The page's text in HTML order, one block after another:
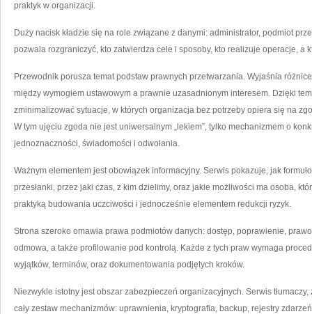
praktyk w organizacji.
Duży nacisk kładzie się na role związane z danymi: administrator, podmiot
pozwala rozgraniczyć, kto zatwierdza cele i sposoby, kto realizuje operacje, a
Przewodnik porusza temat podstaw prawnych przetwarzania. Wyjaśnia
między wymogiem ustawowym a prawnie uzasadnionym interesem. Dzięki
zminimalizować sytuacje, w których organizacja bez potrzeby opiera się na
W tym ujęciu zgoda nie jest uniwersalnym „lekiem”, tylko mechanizmem o
jednoznaczności, świadomości i odwołania.
Ważnym elementem jest obowiązek informacyjny. Serwis pokazuje, jak
przesłanki, przez jaki czas, z kim dzielimy, oraz jakie możliwości ma osoba,
praktyką budowania uczciwości i jednocześnie elementem redukcji ryzyk.
Strona szeroko omawia prawa podmiotów danych: dostęp, poprawienie,
odmowa, a także profilowanie pod kontrolą. Każde z tych praw wymaga
wyjątków, terminów, oraz dokumentowania podjętych kroków.
Niezwykle istotny jest obszar zabezpieczeń organizacyjnych. Serwis
cały zestaw mechanizmów: uprawnienia, kryptografia, backup, rejestry